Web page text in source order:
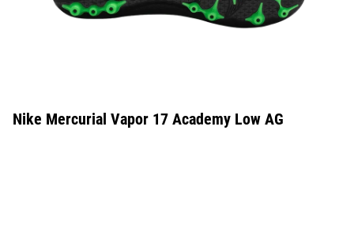
Nike Mercurial Vapor 17 Academy Low AG